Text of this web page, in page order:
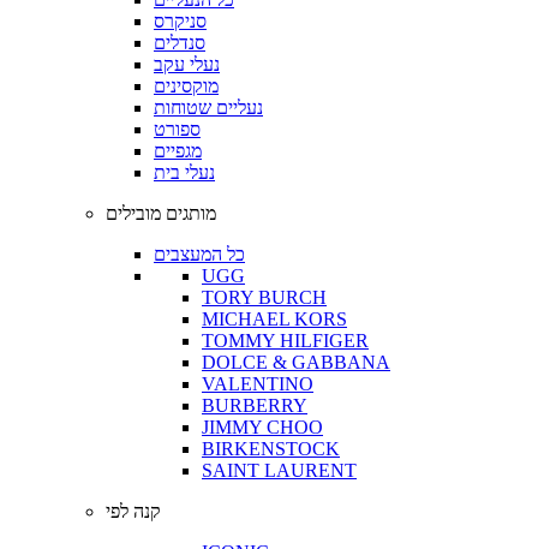
סניקרס
סנדלים
נעלי עקב
מוקסינים
נעליים שטוחות
ספורט
מגפיים
נעלי בית
מותגים מובילים
כל המעצבים
UGG
TORY BURCH
MICHAEL KORS
TOMMY HILFIGER
DOLCE & GABBANA
VALENTINO
BURBERRY
JIMMY CHOO
BIRKENSTOCK
SAINT LAURENT
קנה לפי